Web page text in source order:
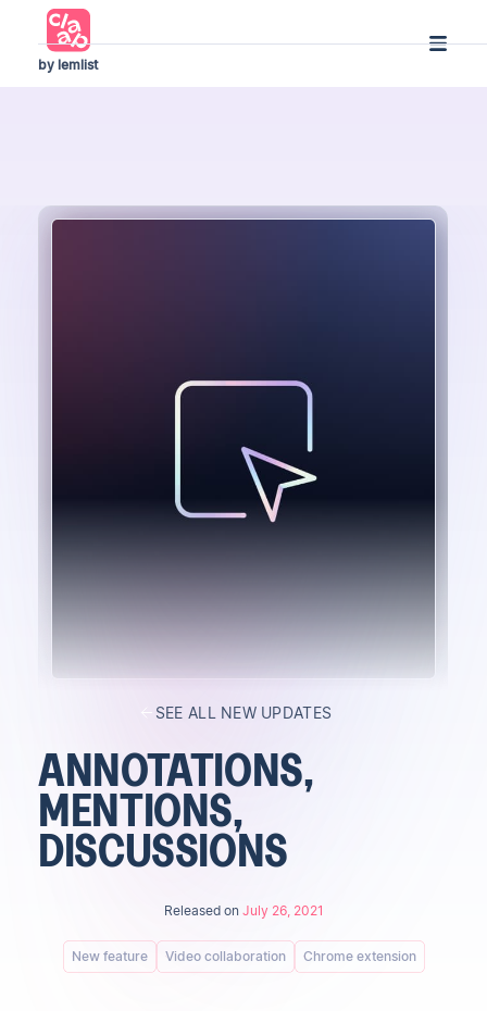
by lemlist
SEE ALL NEW UPDATES
ANNOTATIONS,
MENTIONS,
DISCUSSIONS
Released on July 26, 2021
New feature Video collaboration Chrome extension